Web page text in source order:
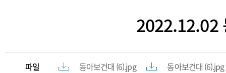
2022.12.02
파일 동아보건대 (6).jpg 동아보건대 (6).jpg